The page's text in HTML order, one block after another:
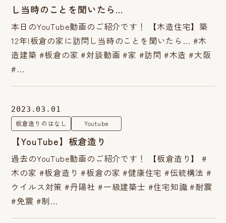
し当時のことを聞いたら…
本日のYouTube動画のご紹介です！ 【木造住宅】築
12年!板倉の家に訪問し当時のことを聞いたら… #木
造建築 #板倉の家 #対談動画 #家 #訪問 #木造 #大阪
#…
2023.03.01
板倉造りのはなし Youtube
【YouTube】板倉造り
過去のYouTube動画のご紹介です！ 【板倉造り】 #
木の家 #板倉造り #板倉の家 #健康住宅 #伝統構法 #
ウイルス対策 #丹陽社 #一級建築士 #住宅知識 #耐震
#免震 #制…